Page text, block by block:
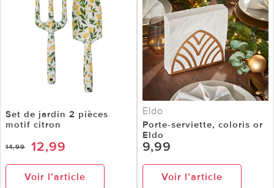
Set de jardin 2 pièces
motif citron
14,99 12,99
Voir l’article
Eldo
Porte-serviette, coloris or
Eldo
9,99
Voir l’article